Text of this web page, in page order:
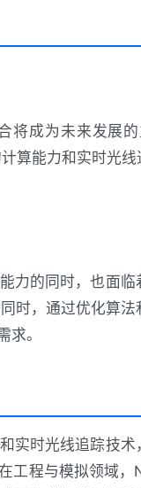
将成为未来发展的
算能力和实时光
力的同时，也面
时，通过优化算
求。
实时光线追踪技
工程与模拟领域，